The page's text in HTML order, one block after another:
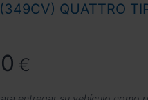
QUATTRO
€